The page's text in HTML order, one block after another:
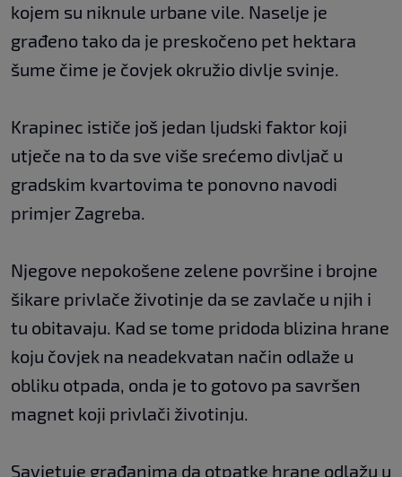
kojem su niknule urbane vile. Naselje je
građeno tako da je preskočeno pet hektara
šume čime je čovjek okružio divlje svinje.
Krapinec ističe još jedan ljudski faktor koji
utječe na to da sve više srećemo divljač u
gradskim kvartovima te ponovno navodi
primjer Zagreba.
Njegove nepokošene zelene površine i brojne
šikare privlače životinje da se zavlače u njih i
tu obitavaju. Kad se tome pridoda blizina hrane
koju čovjek na neadekvatan način odlaže u
obliku otpada, onda je to gotovo pa savršen
magnet koji privlači životinju.
Savjetuje građanima da otpatke hrane odlažu u